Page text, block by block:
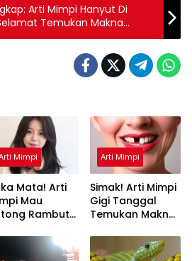
Arti Mimpi Hanyut Di
Temukan Makna
Mimpi
Mata! Arti
Mau
Rambut
Arti Mimpi
Simak! Arti Mimpi
Gigi Tanggal
Temukan Makna